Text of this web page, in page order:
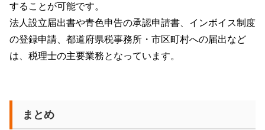
することが可能です。
法人設立届出書や青色申告の承認申請書、インボイス制度
の登録申請、都道府県税事務所・市区町村への届出など
は、税理士の主要業務となっています。
まとめ